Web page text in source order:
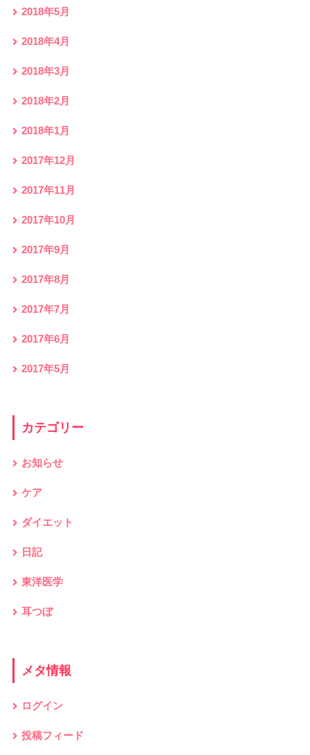
2018年5月
2018年4月
2018年3月
2018年2月
2018年1月
2017年12月
2017年11月
2017年10月
2017年9月
2017年8月
2017年7月
2017年6月
2017年5月
カテゴリー
お知らせ
ケア
ダイエット
日記
東洋医学
耳つぼ
メタ情報
ログイン
投稿フィード